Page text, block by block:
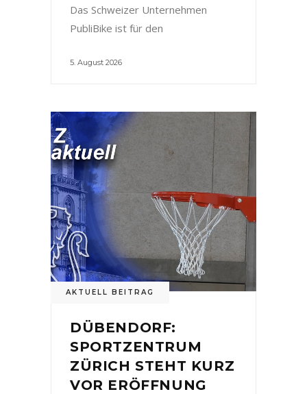
Das Schweizer Unternehmen
PubliBike ist für den
5. August 2026
AKTUELL BEITRAG
DÜBENDORF:
SPORTZENTRUM
ZÜRICH STEHT KURZ
VOR ERÖFFNUNG